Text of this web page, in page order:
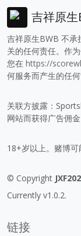
吉祥原生
吉祥原生BWB 不承
关的任何责任。作
您在 https://
何服务而产生的任何
关联方披露：
网站而获得广告佣金
18+岁以上。赌博可
© Copyright
Currently v1.0.2.
链接